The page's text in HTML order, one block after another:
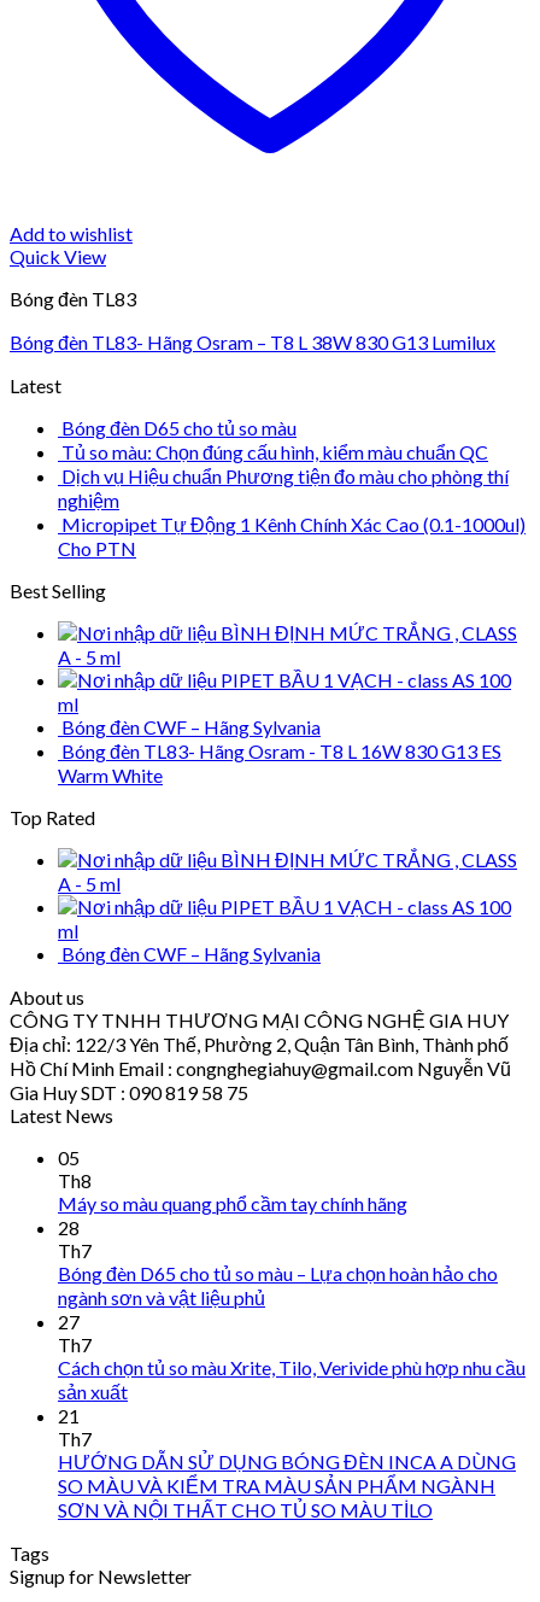
Add to wishlist
Quick View
Bóng đèn TL83
Bóng đèn TL83- Hãng Osram – T8 L 38W 830 G13 Lumilux
Latest
Bóng đèn D65 cho tủ so màu
Tủ so màu: Chọn đúng cấu hình, kiểm màu chuẩn QC
Dịch vụ Hiệu chuẩn Phương tiện đo màu cho phòng thí
nghiệm
Micropipet Tự Động 1 Kênh Chính Xác Cao (0.1-1000ul)
Cho PTN
Best Selling
BÌNH ĐỊNH MỨC TRẮNG , CLASS
A - 5 ml
PIPET BẦU 1 VẠCH - class AS 100
ml
Bóng đèn CWF – Hãng Sylvania
Bóng đèn TL83- Hãng Osram - T8 L 16W 830 G13 ES
Warm White
Top Rated
BÌNH ĐỊNH MỨC TRẮNG , CLASS
A - 5 ml
PIPET BẦU 1 VẠCH - class AS 100
ml
Bóng đèn CWF – Hãng Sylvania
About us
CÔNG TY TNHH THƯƠNG MẠI CÔNG NGHỆ GIA HUY
Địa chỉ: 122/3 Yên Thế, Phường 2, Quận Tân Bình, Thành phố
Hồ Chí Minh Email : congnghegiahuy@gmail.com Nguyễn Vũ
Gia Huy SDT : 090 819 58 75
Latest News
05
Th8
Máy so màu quang phổ cầm tay chính hãng
28
Th7
Bóng đèn D65 cho tủ so màu – Lựa chọn hoàn hảo cho
ngành sơn và vật liệu phủ
27
Th7
Cách chọn tủ so màu Xrite, Tilo, Verivide phù hợp nhu cầu
sản xuất
21
Th7
HƯỚNG DẪN SỬ DỤNG BÓNG ĐÈN INCA A DÙNG
SO MÀU VÀ KIỂM TRA MÀU SẢN PHẨM NGÀNH
SƠN VÀ NỘI THẤT CHO TỦ SO MÀU TİLO
Tags
Signup for Newsletter